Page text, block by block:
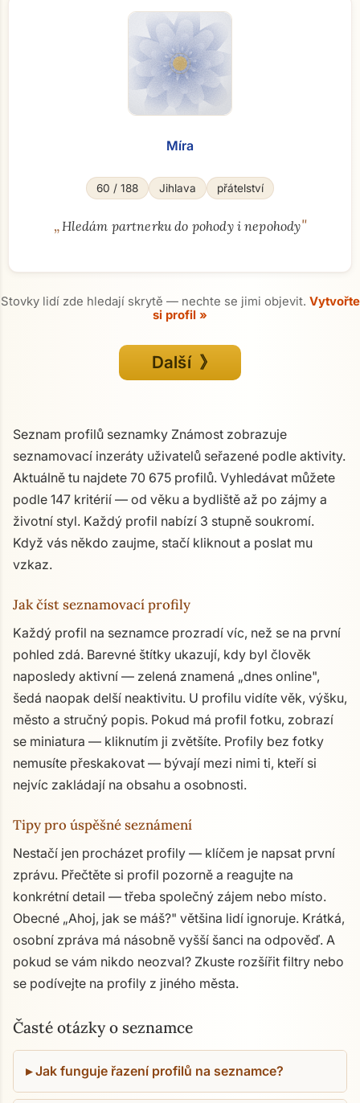
Míra
60 / 188 Jihlava přátelství
„Hledám partnerku do pohody i nepohody"
Stovky lidí zde hledají skrytě — nechte se jimi objevit. Vytvořte
si profil »
Další 》
Seznam profilů seznamky Známost zobrazuje
seznamovací inzeráty uživatelů seřazené podle aktivity.
Aktuálně tu najdete 70 675 profilů. Vyhledávat můžete
podle 147 kritérií — od věku a bydliště až po zájmy a
životní styl. Každý profil nabízí 3 stupně soukromí.
Když vás někdo zaujme, stačí kliknout a poslat mu
vzkaz.
Jak číst seznamovací profily
Každý profil na seznamce prozradí víc, než se na první
pohled zdá. Barevné štítky ukazují, kdy byl člověk
naposledy aktivní — zelená znamená „dnes online",
šedá naopak delší neaktivitu. U profilu vidíte věk, výšku,
město a stručný popis. Pokud má profil fotku, zobrazí
se miniatura — kliknutím ji zvětšíte. Profily bez fotky
nemusíte přeskakovat — bývají mezi nimi ti, kteří si
nejvíc zakládají na obsahu a osobnosti.
Tipy pro úspěšné seznámení
Nestačí jen procházet profily — klíčem je napsat první
zprávu. Přečtěte si profil pozorně a reagujte na
konkrétní detail — třeba společný zájem nebo místo.
Obecné „Ahoj, jak se máš?" většina lidí ignoruje. Krátká,
osobní zpráva má násobně vyšší šanci na odpověď. A
pokud se vám nikdo neozval? Zkuste rozšířit filtry nebo
se podívejte na profily z jiného města.
Časté otázky o seznamce
Jak funguje řazení profilů na seznamce?